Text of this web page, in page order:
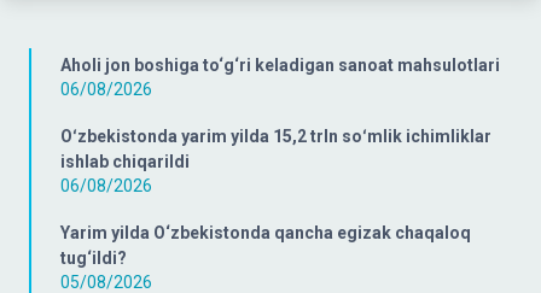
Aholi jon boshiga to‘g‘ri keladigan sanoat mahsulotlari
06/08/2026
Oʻzbekistonda yarim yilda 15,2 trln soʻmlik ichimliklar
ishlab chiqarildi
06/08/2026
Yarim yilda O‘zbekistonda qancha egizak chaqaloq
tug‘ildi?
05/08/2026